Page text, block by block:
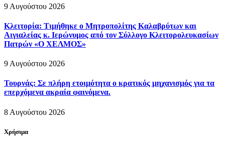
9 Αυγούστου 2026
Κλειτορία: Τιμήθηκε ο Μητροπολίτης Καλαβρύτων και
Αιγιαλείας κ. Ιερώνυμος από τον Σύλλογο Κλειτορολευκασίων
Πατρών «Ο ΧΕΛΜΟΣ»
9 Αυγούστου 2026
Τουρνάς: Σε πλήρη ετοιμότητα ο κρατικός μηχανισμός για τα
επερχόμενα ακραία φαινόμενα.
8 Αυγούστου 2026
Χρήσιμα